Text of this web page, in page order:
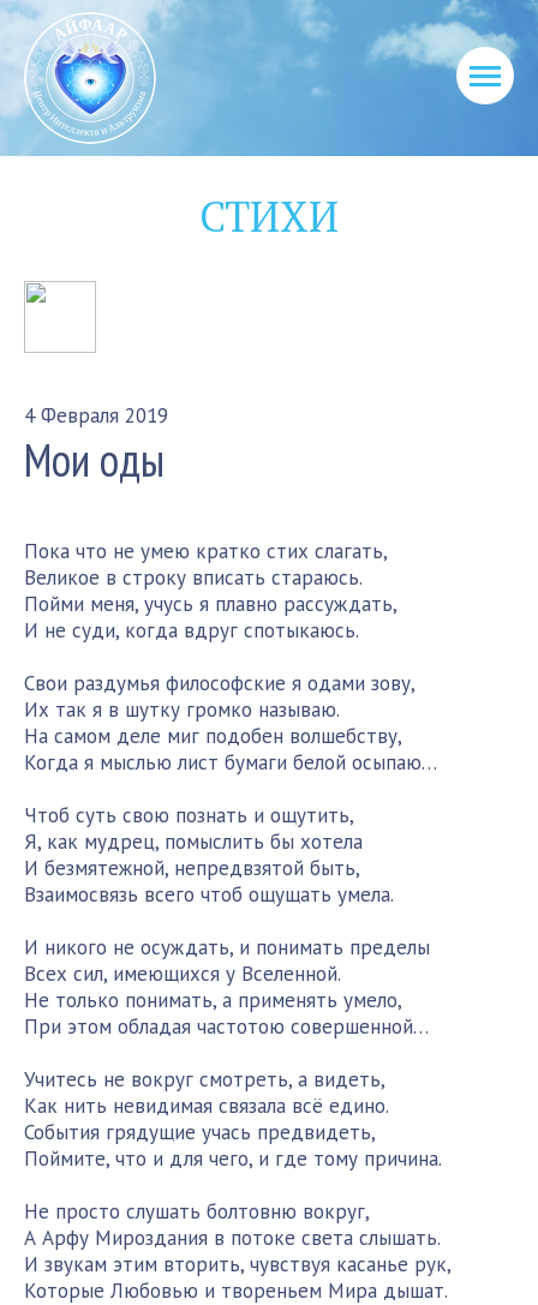
СТИХИ
4 Февраля 2019
Мои оды
Пока что не умею кратко стих слагать,
Великое в строку вписать стараюсь.
Пойми меня, учусь я плавно рассуждать,
И не суди, когда вдруг спотыкаюсь.
Свои раздумья философские я одами зову,
Их так я в шутку громко называю.
На самом деле миг подобен волшебству,
Когда я мыслью лист бумаги белой осыпаю…
Чтоб суть свою познать и ощутить,
Я, как мудрец, помыслить бы хотела
И безмятежной, непредвзятой быть,
Взаимосвязь всего чтоб ощущать умела.
И никого не осуждать, и понимать пределы
Всех сил, имеющихся у Вселенной.
Не только понимать, а применять умело,
При этом обладая частотою совершенной…
Учитесь не вокруг смотреть, а видеть,
Как нить невидимая связала всё едино.
События грядущие учась предвидеть,
Поймите, что и для чего, и где тому причина.
Не просто слушать болтовню вокруг,
А Арфу Мироздания в потоке света слышать.
И звукам этим вторить, чувствуя касанье рук,
Которые Любовью и твореньем Мира дышат.